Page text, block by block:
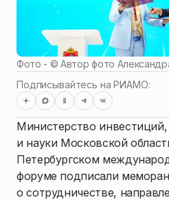
Фото - ©Автор фото
Подписывайтесь на РИАМО:
Министерство
и науки Московской
Петербургском
форуме подписали
о сотрудничестве,